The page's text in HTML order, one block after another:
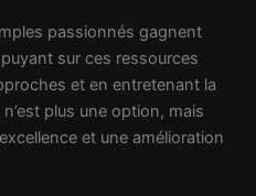
passionnés gagnent
sur ces ressources
et en entretenant la
plus une option, mais
et une amélioration